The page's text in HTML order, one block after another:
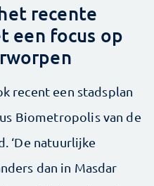
recente
een focus op
recent een stadsplan
Biometropolis van de
‘De natuurlijke
dan in Masdar